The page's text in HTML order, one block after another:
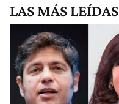
LAS MÁS LEÍDAS